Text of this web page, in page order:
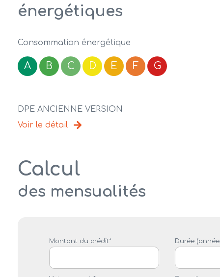
énergétiques
Consommation énergétique
A B C D E F G
DPE ANCIENNE VERSION
Voir le détail
Calcul
des mensualités
Montant du crédit* Durée